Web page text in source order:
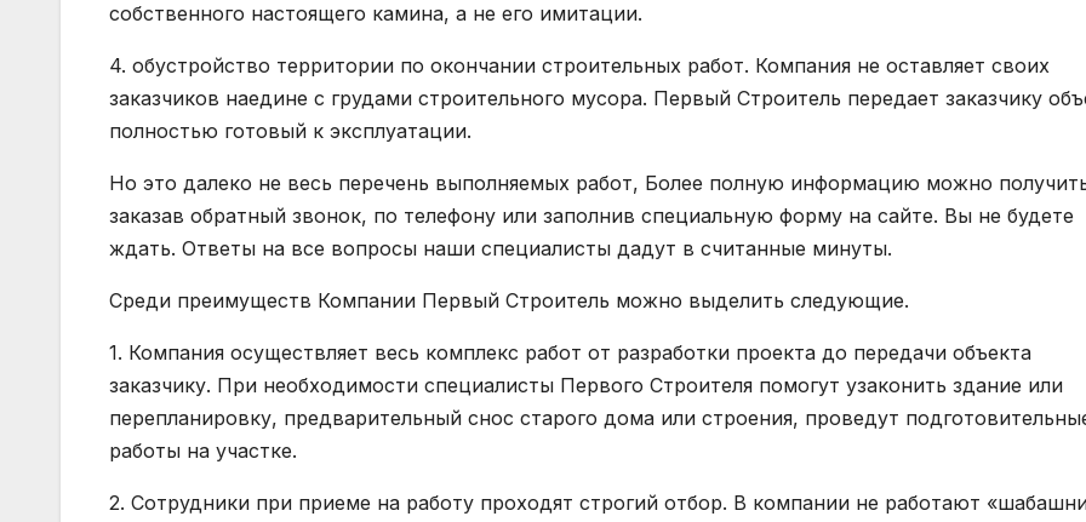
собственного настоящего камина, а не его имитации.
4. обустройство территории по окончании строительных работ. Компания не оставляет своих
заказчиков наедине с грудами строительного мусора. Первый Строитель передает заказчику
полностью готовый к эксплуатации.
Но это далеко не весь перечень выполняемых работ, Более полную информацию можно
заказав обратный звонок, по телефону или заполнив специальную форму на сайте. Вы не будете
ждать. Ответы на все вопросы наши специалисты дадут в считанные минуты.
Среди преимуществ Компании Первый Строитель можно выделить следующие.
1. Компания осуществляет весь комплекс работ от разработки проекта до передачи объекта
заказчику. При необходимости специалисты Первого Строителя помогут узаконить здание или
перепланировку, предварительный снос старого дома или строения, проведут
работы на участке.
2. Сотрудники при приеме на работу проходят строгий отбор. В компании не работают